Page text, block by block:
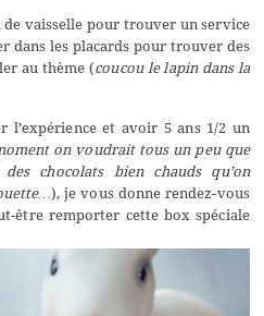
vaisselle pour trouver un service
dans les placards pour trouver des
au thème (coucou le lapin dans la
l’expérience et avoir 5 ans 1/2 un
on voudrait tous un peu que
chocolats bien chauds qu’on
), je vous donne rendez-vous
être remporter cette box spéciale